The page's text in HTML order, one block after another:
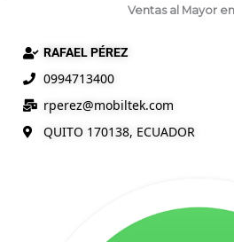
Ventas al Mayor
RAFAEL PÉREZ
0994713400
rperez@mobiltek.com
QUITO 170138, ECUADOR